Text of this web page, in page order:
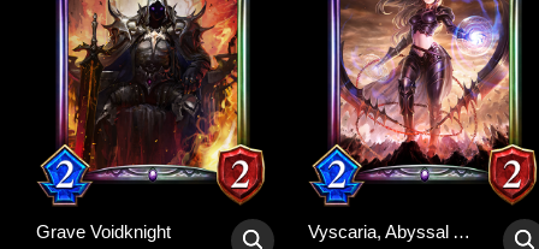
Grave Voidknight Vyscaria, Abyssal Avenger